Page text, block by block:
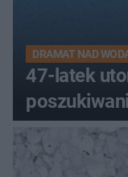
DRAMAT NAD
47-latek